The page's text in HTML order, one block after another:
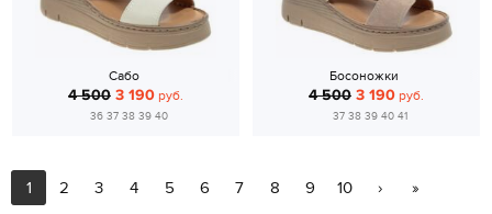
Сабо
4 500 3 190 руб.
36 37 38 39 40
Босоножки
4 500 3 190 руб.
37 38 39 40 41
1 2 3 4 5 6 7 8 9 10 › »